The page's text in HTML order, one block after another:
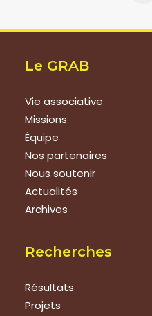
Le GRAB
Vie associative
Missions
Équipe
Nos partenaires
Nous soutenir
Actualités
Archives
Recherches
Résultats
Projets